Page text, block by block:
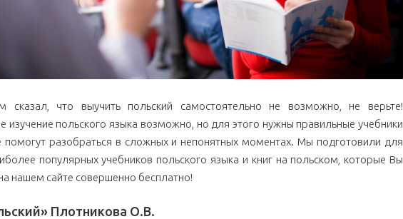
сказал, что выучить польский самостоятельно не возможно, не верьте!
изучение польского языка возможно, но для этого нужны правильные учебники
помогут разобраться в сложных и непонятных моментах. Мы подготовили для
популярных учебников польского языка и книг на польском, которые Вы
нашем сайте совершенно бесплатно!
Плотникова О.В.